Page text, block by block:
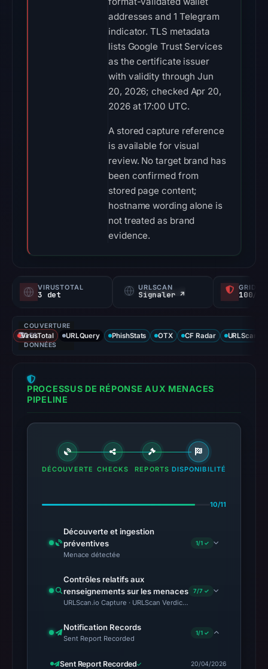
addresses and 1 Telegram
indicator. TLS metadata
lists Google Trust Services
as the certificate issuer
with validity through Jun
20, 2026; checked Apr 20,
2026 at 17:00 UTC.
A stored capture reference
is available for visual
review. No target brand has
been confirmed from
stored page content;
hostname wording alone is
not treated as brand
evidence.
VIRUSTOTAL
3 det
URLSCAN
Signaler ↗ 100/
COUVERTURE
DES
DONNÉES
VirusTotal URLQuery PhishStats OTX CF Radar URLScan
PROCESSUS DE RÉPONSE AUX MENACES
PIPELINE
DÉCOUVERTE CHECKS REPORTS DISPONIBILITÉ
10/11
Découverte et ingestion
préventives
Menace détectée
1/1 ✓
Contrôles relatifs aux
renseignements sur les menaces
URLScan.io Capture · URLScan Verdict · Cloudflare Radar
7/7 ✓
Notification Records
Sent Report Recorded
1/1 ✓
Sent Report Recorded 20/04/2026